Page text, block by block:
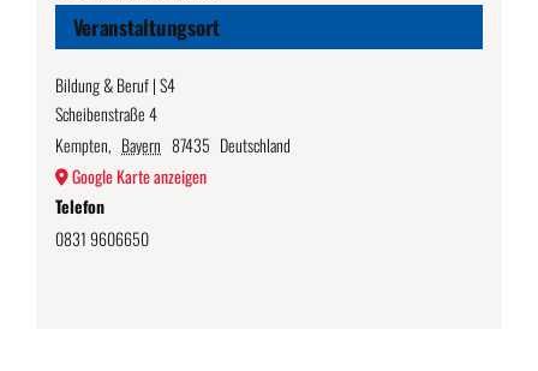
Veranstaltungsort
Bildung & Beruf | S4
Scheibenstraße 4
Kempten, Bayern 87435 Deutschland
Google Karte anzeigen
Telefon
0831 9606650